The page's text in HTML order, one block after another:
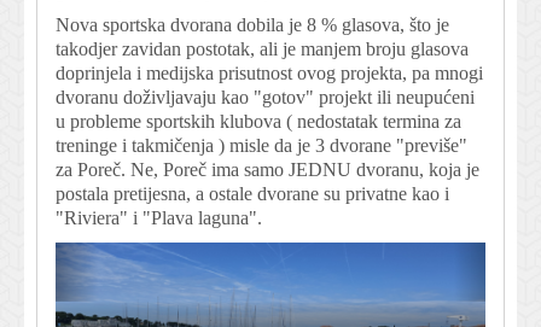
Nova sportska dvorana dobila je 8 % glasova, što je
takodjer zavidan postotak, ali je manjem broju glasova
doprinjela i medijska prisutnost ovog projekta, pa mnogi
dvoranu doživljavaju kao "gotov" projekt ili neupućeni
u probleme sportskih klubova ( nedostatak termina za
treninge i takmičenja ) misle da je 3 dvorane "previše"
za Poreč. Ne, Poreč ima samo JEDNU dvoranu, koja je
postala pretijesna, a ostale dvorane su privatne kao i
"Riviera" i "Plava laguna".